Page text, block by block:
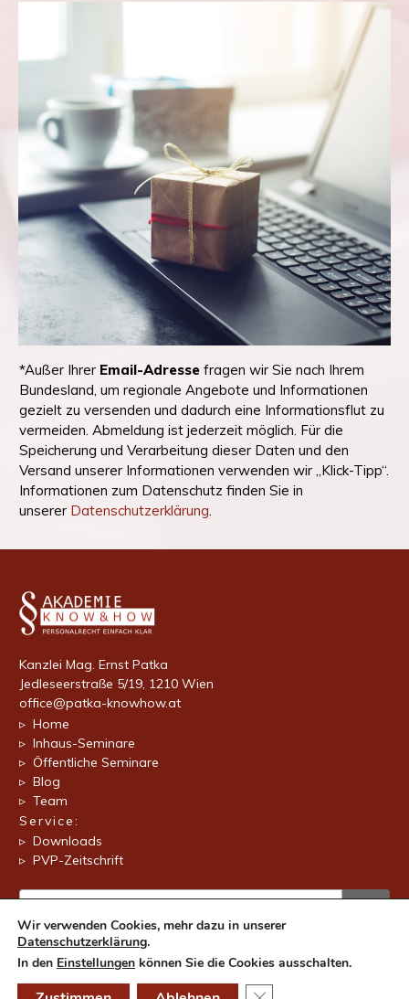
*Außer Ihrer Email-Adresse fragen wir Sie nach Ihrem
Bundesland, um regionale Angebote und Informationen
gezielt zu versenden und dadurch eine Informationsflut zu
vermeiden. Abmeldung ist jederzeit möglich. Für die
Speicherung und Verarbeitung dieser Daten und den
Versand unserer Informationen verwenden wir „Klick-Tipp“.
Informationen zum Datenschutz finden Sie in
unserer Datenschutzerklärung
Kanzlei Mag. Ernst Patka
Jedleseerstraße 5/19, 1210 Wien
office@patka-knowhow.at
▹ Home
▹ Inhaus-Seminare
▹ Öffentliche Seminare
▹ Blog
▹ Team
Service:
▹ Downloads
▹ PVP-Zeitschrift
©2026 • Kanzlei Mag.Ernst Patka •
Datenschutzerklärung
Wir verwenden Cookies, mehr dazu in unserer
Datenschutzerklärung.
In den Einstellungen können Sie die Cookies ausschalten.
GDPR Cookie-Banner